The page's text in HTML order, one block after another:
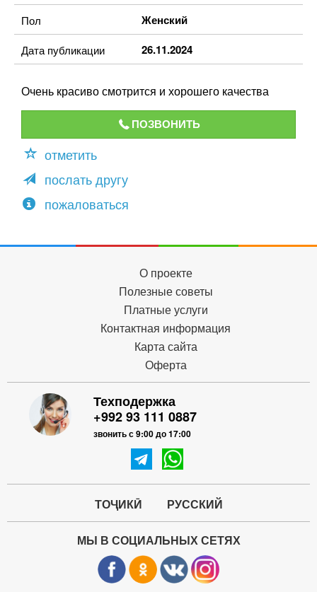
Пол Женский
Дата публикации 26.11.2024
Очень красиво смотрится и хорошего качества
ПОЗВОНИТЬ
отметить
послать другу
пожаловаться
О проекте
Полезные советы
Платные услуги
Контактная информация
Карта сайта
Оферта
Техподержка
+992 93 111 0887
звонить с 9:00 до 17:00
ТОҶИКӢ РУССКИЙ
МЫ В СОЦИАЛЬНЫХ СЕТЯХ